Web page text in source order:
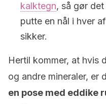
kalktegn, så gør
putte en nål i hver
sikker.
Hertil kommer, at hvis
og andre mineraler, er
en pose med eddike